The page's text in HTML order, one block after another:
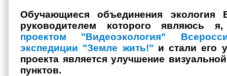
Обучающиеся объединения экология
руководителем которого являюсь я,
проектом "Видеоэкология"
экспедиции "Земле жить!" и стали его
проекта является улучшение
пунктов.